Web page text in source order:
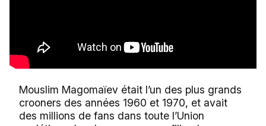
Mouslim Magomaïev était l’un des plus grands
crooners des années 1960 et 1970, et avait
des millions de fans dans toute l’Union